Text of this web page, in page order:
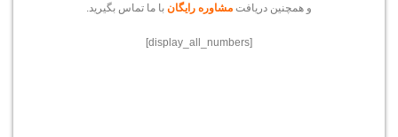
و همچنین دریافت مشاوره رایگان با ما تماس بگیرید.
[display_all_numbers]